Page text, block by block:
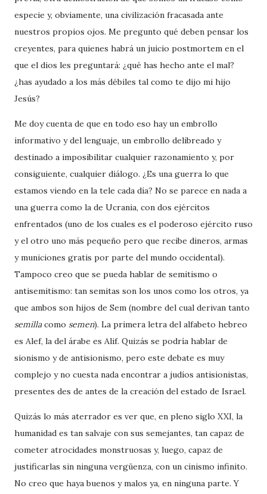
especie y, obviamente, una civilización fracasada ante
nuestros propios ojos. Me pregunto qué deben pensar los
creyentes, para quienes habrá un juicio postmortem en el
que el dios les preguntará: ¿qué has hecho ante el mal?
¿has ayudado a los más débiles tal como te dijo mi hijo
Jesús?
Me doy cuenta de que en todo eso hay un embrollo
informativo y del lenguaje, un embrollo delibreado y
destinado a imposibilitar cualquier razonamiento y, por
consiguiente, cualquier diálogo. ¿Es una guerra lo que
estamos viendo en la tele cada día? No se parece en nada a
una guerra como la de Ucrania, con dos ejércitos
enfrentados (uno de los cuales es el poderoso ejército ruso
y el otro uno más pequeño pero que recibe dineros, armas
y municiones gratis por parte del mundo occidental).
Tampoco creo que se pueda hablar de semitismo o
antisemitismo: tan semitas son los unos como los otros, ya
que ambos son hijos de Sem (nombre del cual derivan tanto
semillacomo semen). La primera letra del alfabeto hebreo
es Alef, la del árabe es Alif. Quizás se podría hablar de
sionismo y de antisionismo, pero este debate es muy
complejo y no cuesta nada encontrar a judíos antisionistas,
presentes des de antes de la creación del estado de Israel.
Quizás lo más aterrador es ver que, en pleno siglo XXI, la
humanidad es tan salvaje con sus semejantes, tan capaz de
cometer atrocidades monstruosas y, luego, capaz de
justificarlas sin ninguna vergüenza, con un cinismo infinito.
No creo que haya buenos y malos ya, en ninguna parte. Y